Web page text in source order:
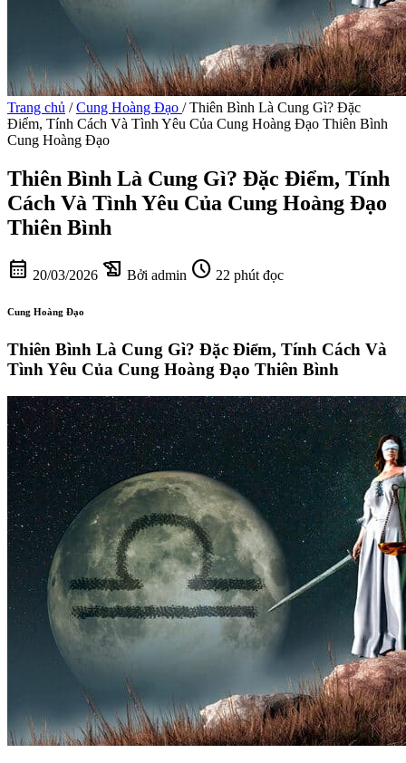
Trang chủ / Cung Hoàng Đạo / Thiên Bình Là Cung Gì? Đặc
Điểm, Tính Cách Và Tình Yêu Của Cung Hoàng Đạo Thiên Bình
Cung Hoàng Đạo
Thiên Bình Là Cung Gì? Đặc Điểm, Tính
Cách Và Tình Yêu Của Cung Hoàng Đạo
Thiên Bình
calendar_month 20/03/2026 history_edu Bởi admin schedule 22 phút đọc
Cung Hoàng Đạo
Thiên Bình Là Cung Gì? Đặc Điểm, Tính Cách Và
Tình Yêu Của Cung Hoàng Đạo Thiên Bình